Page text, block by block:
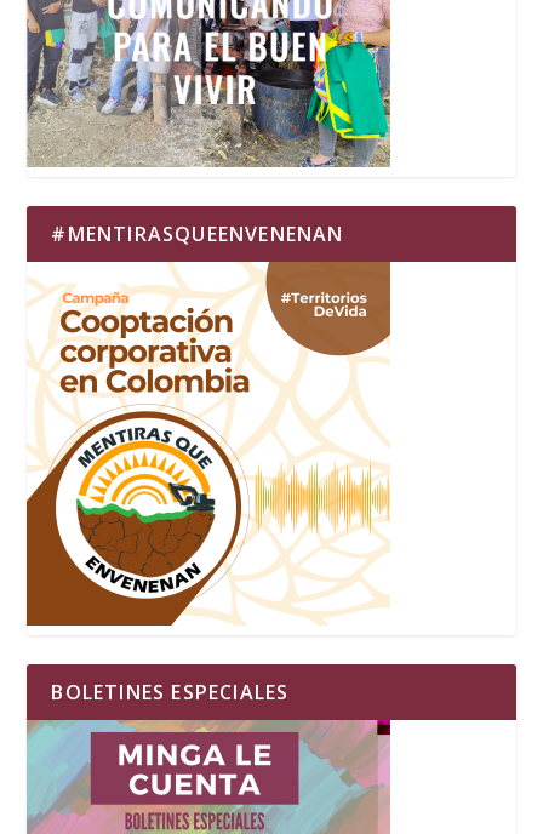
#MENTIRASQUEENVENENAN
BOLETINES ESPECIALES